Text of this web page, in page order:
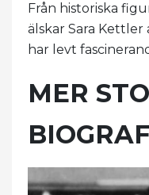
Från historiska
älskar Sara Kettler
har levt
MER